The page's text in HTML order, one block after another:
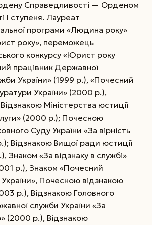
Справедливості — Орденом
І ступеня. Лауреат
програми «Людина року»
року», переможець
конкурсу «Юрист року
працівник Держав­ної
України» (1999 р.), «Почесний
України» (2000 р.),
Міністерства юстиції
(2000 р.); Почесною
Суду України «За вірність
Відзнакою Вищої ради юстиції
Знаком «За відзнаку в службі»
р.), Знаком «Почесний
Почесною відзнакою
р.), Відзнакою Головного
служби України «За
(2000 р.), Відзнакою